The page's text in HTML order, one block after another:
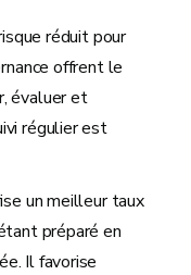
réduit pour
offrent le
évaluer et
régulier est
un meilleur taux
préparé en
Il favorise